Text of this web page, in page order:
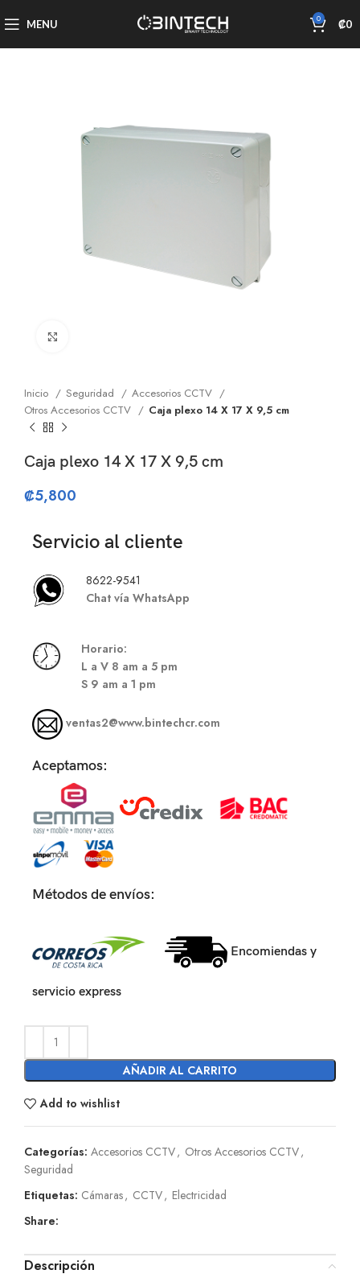
MENU 0 ₡0
Inicio Seguridad
Accesorios CCTV
Otros Accesorios CCTV
Caja plexo 14 X 17 X 9,5 cm
Caja plexo 14 X 17 X 9,5 cm
₡5,800
Servicio al cliente
8622-9541
Chat vía WhatsApp
Horario:
L a V 8 am a 5 pm
S 9 am a 1 pm
ventas2@www.bintechcr.com
Aceptamos:
Métodos de envíos:
Encomiendas y
servicio express
AÑADIR AL CARRITO
Add to wishlist
Categorías: Accesorios CCTV, Otros Accesorios CCTV,
Seguridad
Etiquetas: Cámaras, CCTV, Electricidad
Share:
Descripción